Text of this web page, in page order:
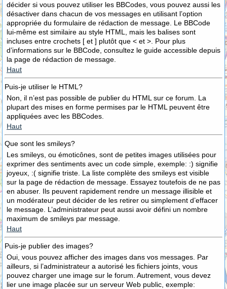
décider si vous pouvez utiliser les BBCodes, vous pouvez aussi les
désactiver dans chacun de vos messages en utilisant l’option
appropriée du formulaire de rédaction de message. Le BBCode
lui-même est similaire au style HTML, mais les balises sont
incluses entre crochets [ et ] plutôt que < et >. Pour plus
d’informations sur le BBCode, consultez le guide accessible depuis
la page de rédaction de message.
Haut
Puis-je utiliser le HTML?
Non, il n’est pas possible de publier du HTML sur ce forum. La
plupart des mises en forme permises par le HTML peuvent être
appliquées avec les BBCodes.
Haut
Que sont les smileys?
Les smileys, ou émoticônes, sont de petites images utilisées pour
exprimer des sentiments avec un code simple, exemple: :) signifie
joyeux, :( signifie triste. La liste complète des smileys est visible
sur la page de rédaction de message. Essayez toutefois de ne pas
en abuser. Ils peuvent rapidement rendre un message illisible et
un modérateur peut décider de les retirer ou simplement d’effacer
le message. L’administrateur peut aussi avoir défini un nombre
maximum de smileys par message.
Haut
Puis-je publier des images?
Oui, vous pouvez afficher des images dans vos messages. Par
ailleurs, si l’administrateur a autorisé les fichiers joints, vous
pouvez charger une image sur le forum. Autrement, vous devez
lier une image placée sur un serveur Web public, exemple: